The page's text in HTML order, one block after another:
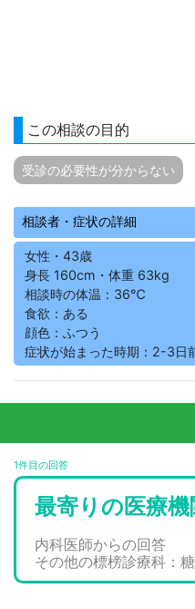
この相談の目的
受診の必要性が分からない
相談者・症状の詳細
女性・43歳
身長 160cm・体重 63kg
相談時の体温：36℃
食欲：ある
顔色：ふつう
症状が始まった時期：2-3日
1件目の回答
最寄りの医療
内科医師からの回答
その他の標榜診療科：